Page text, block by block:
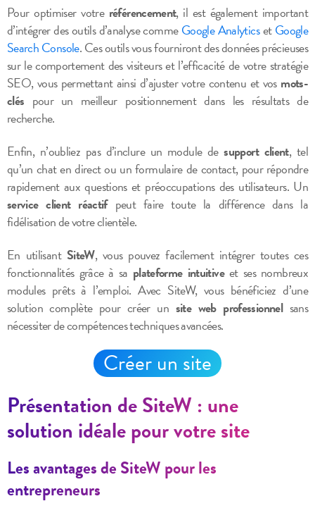
Pour optimiser votre référencement, il est également important
d’intégrer des outils d’analyse commeGoogle AnalyticsetGoogle
Search Console. Ces outils vous fourniront des données précieuses
sur le comportement des visiteurs et l’efficacité de votre stratégie
SEO, vous permettant ainsi d’ajuster votre contenu et vos mots-
clés pour un meilleur positionnement dans les résultats de
recherche.
Enfin, n’oubliez pas d’inclure un module desupport client, tel
qu’un chat en direct ou un formulaire de contact, pour répondre
rapidement aux questions et préoccupations des utilisateurs. Un
service client réactifpeut faire toute la différence dans la
fidélisation de votre clientèle.
En utilisant SiteW, vous pouvez facilement intégrer toutes ces
fonctionnalités grâce à sa plateforme intuitiveet ses nombreux
modules prêts à l’emploi. Avec SiteW, vous bénéficiez d’une
solution complète pour créer un site web professionnelsans
nécessiter de compétences techniques avancées.
Créer un site
Présentation de SiteW : une
solution idéale pour votre site
Les avantages de SiteW pour les
entrepreneurs